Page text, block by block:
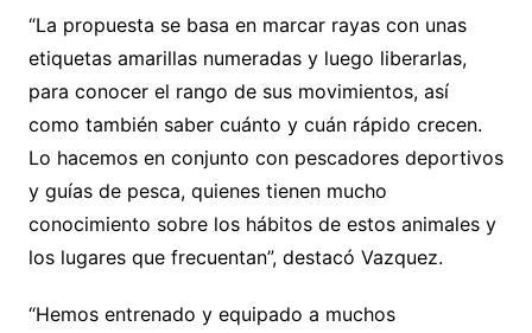
“La propuesta se basa en marcar rayas con unas
etiquetas amarillas numeradas y luego liberarlas,
para conocer el rango de sus movimientos, así
como también saber cuánto y cuán rápido crecen.
Lo hacemos en conjunto con pescadores deportivos
y guías de pesca, quienes tienen mucho
conocimiento sobre los hábitos de estos animales y
los lugares que frecuentan”, destacó Vazquez.
“Hemos entrenado y equipado a muchos